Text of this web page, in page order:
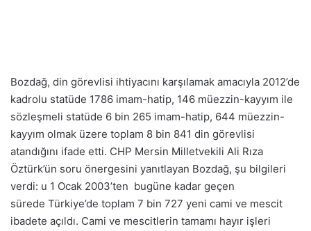
Bozdağ, din görevlisi ihtiyacını karşılamak amacıyla 2012’de
kadrolu statüde 1786 imam-hatip, 146 müezzin-kayyım ile
sözleşmeli statüde 6 bin 265 imam-hatip, 644 müezzin-
kayyım olmak üzere toplam 8 bin 841 din görevlisi
atandığını ifade etti. CHP Mersin Milletvekili Ali Rıza
Öztürk’ün soru önergesini yanıtlayan Bozdağ, şu bilgileri
verdi: u 1 Ocak 2003’ten bugüne kadar geçen
sürede Türkiye’de toplam 7 bin 727 yeni cami ve mescit
ibadete açıldı. Cami ve mescitlerin tamamı hayır işleri